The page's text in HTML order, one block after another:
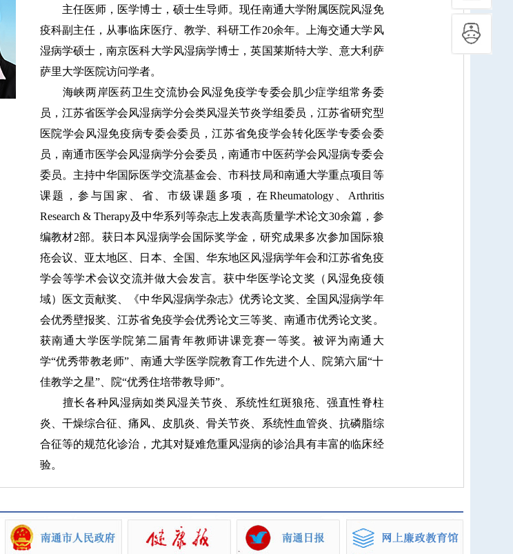
主任医师，医学博士，硕士生导师。现任南通大学附属医院风湿免
疫科副主任，从事临床医疗、教学、科研工作20余年。上海交通大学风
湿病学硕士，南京医科大学风湿病学博士，英国莱斯特大学、意大利萨
萨里大学医院访问学者。
海峡两岸医药卫生交流协会风湿免疫学专委会肌少症学组常务委
员，江苏省医学会风湿病学分会类风湿关节炎学组委员，江苏省研究型
医院学会风湿免疫病专委会委员，江苏省免疫学会转化医学专委会委
员，南通市医学会风湿病学分会委员，南通市中医药学会风湿病专委会
委员。主持中华国际医学交流基金会、市科技局和南通大学重点项目等
课题，参与国家、省、市级课题多项，在Rheumatology、Arthritis
Research & Therapy及中华系列等杂志上发表高质量学术论文30余篇，参
编教材2部。获日本风湿病学会国际奖学金，研究成果多次参加国际狼
疮会议、亚太地区、日本、全国、华东地区风湿病学年会和江苏省免疫
学会等学术会议交流并做大会发言。获中华医学论文奖（风湿免疫领
域）医文贡献奖、《中华风湿病学杂志》优秀论文奖、全国风湿病学年
会优秀壁报奖、江苏省免疫学会优秀论文三等奖、南通市优秀论文奖。
获南通大学医学院第二届青年教师讲课竞赛一等奖。被评为南通大
学“优秀带教老师”、南通大学医学院教育工作先进个人、院第六届“十
佳教学之星”、院“优秀住培带教导师”。
擅长各种风湿病如类风湿关节炎、系统性红斑狼疮、强直性脊柱
炎、干燥综合征、痛风、皮肌炎、骨关节炎、系统性血管炎、抗磷脂综
合征等的规范化诊治，尤其对疑难危重风湿病的诊治具有丰富的临床经
验。